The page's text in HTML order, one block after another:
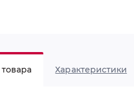
Характеристики